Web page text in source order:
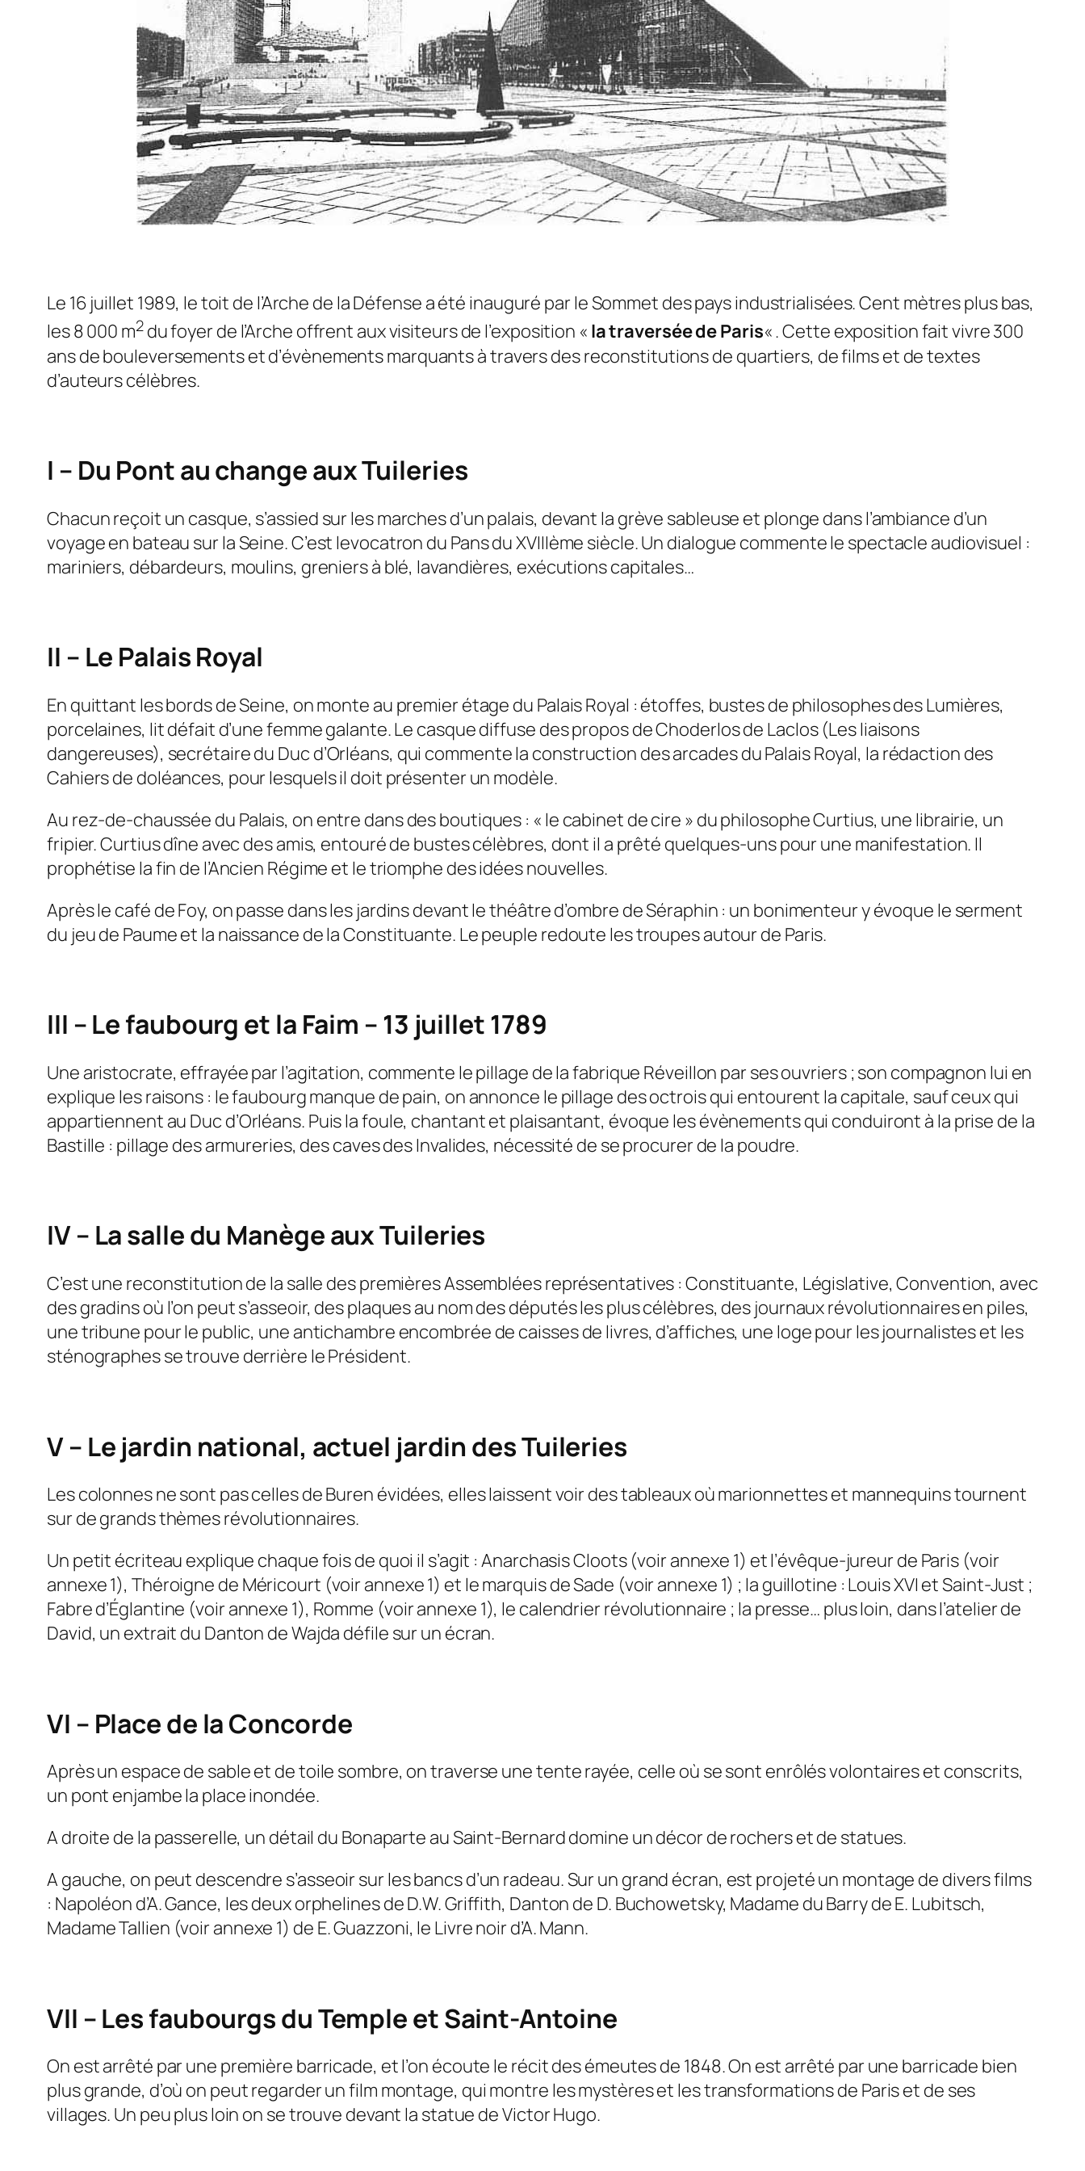
Le 16 juillet 1989, le toit de l’Arche de la Défense a été inauguré par le Sommet des pays industrialisées. Cent mètres plus bas,
les 8 000 m2du foyer de l’Arche offrent aux visiteurs de l’exposition « la traversée de Paris« . Cette exposition fait vivre 300
ans de bouleversements et d’évènements marquants à travers des reconstitutions de quartiers, de films et de textes
d’auteurs célèbres.
I – Du Pont au change aux Tuileries
Chacun reçoit un casque, s’assied sur les marches d’un palais, devant la grève sableuse et plonge dans l’ambiance d’un
voyage en bateau sur la Seine. C’est levocatron du Pans du XVIIIème siècle. Un dialogue commente le spectacle audiovisuel :
mariniers, débardeurs, moulins, greniers à blé, lavandières, exécutions capitales…
II – Le Palais Royal
En quittant les bords de Seine, on monte au premier étage du Palais Royal : étoffes, bustes de philosophes des Lumières,
porcelaines, lit défait d’une femme galante. Le casque diffuse des propos de Choderlos de Laclos (Les liaisons
dangereuses), secrétaire du Duc d’Orléans, qui commente la construction des arcades du Palais Royal, la rédaction des
Cahiers de doléances, pour lesquels il doit présenter un modèle.
Au rez-de-chaussée du Palais, on entre dans des boutiques : « le cabinet de cire » du philosophe Curtius, une librairie, un
fripier. Curtius dîne avec des amis, entouré de bustes célèbres, dont il a prêté quelques-uns pour une manifestation. Il
prophétise la fin de l’Ancien Régime et le triomphe des idées nouvelles.
Après le café de Foy, on passe dans les jardins devant le théâtre d’ombre de Séraphin : un bonimenteur y évoque le serment
du jeu de Paume et la naissance de la Constituante. Le peuple redoute les troupes autour de Paris.
III – Le faubourg et la Faim – 13 juillet 1789
Une aristocrate, effrayée par l’agitation, commente le pillage de la fabrique Réveillon par ses ouvriers ; son compagnon lui en
explique les raisons : le faubourg manque de pain, on annonce le pillage des octrois qui entourent la capitale, sauf ceux qui
appartiennent au Duc d’Orléans. Puis la foule, chantant et plaisantant, évoque les évènements qui conduiront à la prise de la
Bastille : pillage des armureries, des caves des Invalides, nécessité de se procurer de la poudre.
IV – La salle du Manège aux Tuileries
C’est une reconstitution de la salle des premières Assemblées représentatives : Constituante, Législative, Convention, avec
des gradins où l’on peut s’asseoir, des plaques au nom des députés les plus célèbres, des journaux révolutionnaires en piles,
une tribune pour le public, une antichambre encombrée de caisses de livres, d’affiches, une loge pour les journalistes et les
sténographes se trouve derrière le Président.
V – Le jardin national, actuel jardin des Tuileries
Les colonnes ne sont pas celles de Buren évidées, elles laissent voir des tableaux où marionnettes et mannequins tournent
sur de grands thèmes révolutionnaires.
Un petit écriteau explique chaque fois de quoi il s’agit : Anarchasis Cloots (voir annexe 1) et l’évêque-jureur de Paris (voir
annexe 1), Théroigne de Méricourt (voir annexe 1) et le marquis de Sade (voir annexe 1) ; la guillotine : Louis XVI et Saint-Just ;
Fabre d’Églantine (voir annexe 1), Romme (voir annexe 1), le calendrier révolutionnaire ; la presse… plus loin, dans l’atelier de
David, un extrait du Danton de Wajda défile sur un écran.
VI – Place de la Concorde
Après un espace de sable et de toile sombre, on traverse une tente rayée, celle où se sont enrôlés volontaires et conscrits,
un pont enjambe la place inondée.
A droite de la passerelle, un détail du Bonaparte au Saint-Bernard domine un décor de rochers et de statues.
A gauche, on peut descendre s’asseoir sur les bancs d’un radeau. Sur un grand écran, est projeté un montage de divers films
: Napoléon d’A. Gance, les deux orphelines de D.W. Griffith, Danton de D. Buchowetsky, Madame du Barry de E. Lubitsch,
Madame Tallien (voir annexe 1) de E. Guazzoni, le Livre noir d’A. Mann.
VII – Les faubourgs du Temple et Saint-Antoine
On est arrêté par une première barricade, et l’on écoute le récit des émeutes de 1848. On est arrêté par une barricade bien
plus grande, d’où on peut regarder un film montage, qui montre les mystères et les transformations de Paris et de ses
villages. Un peu plus loin on se trouve devant la statue de Victor Hugo.